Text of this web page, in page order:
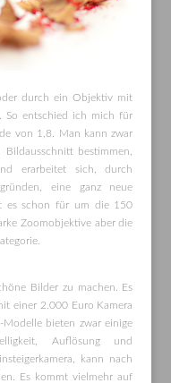
durch ein Objektiv mit
So entschied ich mich für
von 1,8. Man kann zwar
bestimmen,
erarbeitet sich, durch
eine ganz neue
es schon für um die 150
Zoomobjektive aber die
Bilder zu machen. Es
einer 2.000 Euro Kamera
Modelle bieten zwar einige
Auflösung und
kann nach
Es kommt vielmehr auf